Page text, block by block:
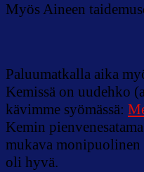
Myös Aineen
Paluumatkalla aika
Kemissä on uudehko
kävimme syömässä:
Kemin
mukava monipuolinen
oli hyvä.